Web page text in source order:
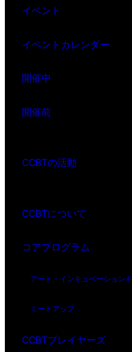
イベント
イベントカレンダー
開催中
開催前
CCBTの活動
CCBTについて
コアプログラム
アート・インキュベーション
ミートアップ
CCBTプレイヤーズ